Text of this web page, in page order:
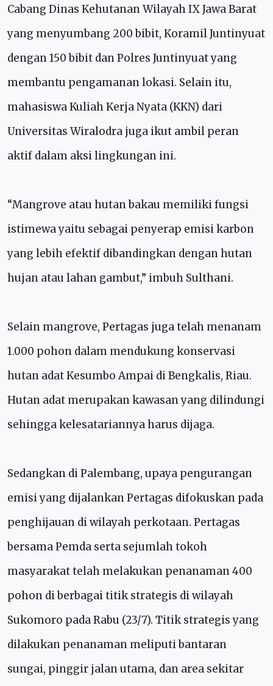
Cabang Dinas Kehutanan Wilayah IX Jawa Barat
yang menyumbang 200 bibit, Koramil Juntinyuat
dengan 150 bibit dan Polres Juntinyuat yang
membantu pengamanan lokasi. Selain itu,
mahasiswa Kuliah Kerja Nyata (KKN) dari
Universitas Wiralodra juga ikut ambil peran
aktif dalam aksi lingkungan ini.
“Mangrove atau hutan bakau memiliki fungsi
istimewa yaitu sebagai penyerap emisi karbon
yang lebih efektif dibandingkan dengan hutan
hujan atau lahan gambut,” imbuh Sulthani.
Selain mangrove, Pertagas juga telah menanam
1.000 pohon dalam mendukung konservasi
hutan adat Kesumbo Ampai di Bengkalis, Riau.
Hutan adat merupakan kawasan yang dilindungi
sehingga kelesatariannya harus dijaga.
Sedangkan di Palembang, upaya pengurangan
emisi yang dijalankan Pertagas difokuskan pada
penghijauan di wilayah perkotaan. Pertagas
bersama Pemda serta sejumlah tokoh
masyarakat telah melakukan penanaman 400
pohon di berbagai titik strategis di wilayah
Sukomoro pada Rabu (23/7). Titik strategis yang
dilakukan penanaman meliputi bantaran
sungai, pinggir jalan utama, dan area sekitar